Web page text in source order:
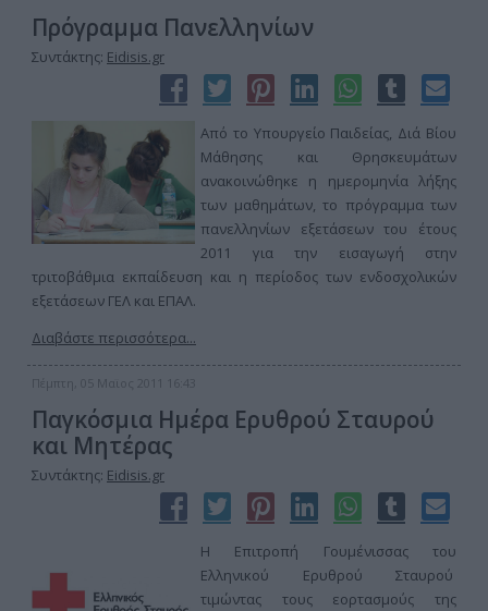
Πρόγραμμα Πανελληνίων
Συντάκτης: Eidisis.gr
Από το Υπουργείο Παιδείας, Διά Βίου
Μάθησης και Θρησκευμάτων
ανακοινώθηκε η ημερομηνία λήξης
των μαθημάτων, το πρόγραμμα των
πανελληνίων εξετάσεων του έτους
2011 για την εισαγωγή στην
τριτοβάθμια εκπαίδευση και η περίοδος των ενδοσχολικών
εξετάσεων ΓΕΛ και ΕΠΑΛ.
Διαβάστε περισσότερα...
Πέμπτη, 05 Μαϊος 2011 16:43
Παγκόσμια Ημέρα Ερυθρού Σταυρού
και Μητέρας
Συντάκτης: Eidisis.gr
Η Επιτροπή Γουμένισσας του
Ελληνικού Ερυθρού Σταυρού
τιμώντας τους εορτασμούς της